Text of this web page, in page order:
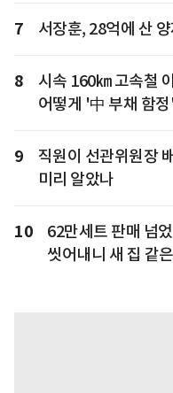
7 서장훈, 28억에 산
8
시속 160㎞ 고속철
어떻게 '中 부채 함
9
직원이 선관위원장
미리 알았나
10
62만세트 판매 넘
씻어내니 새 집 같